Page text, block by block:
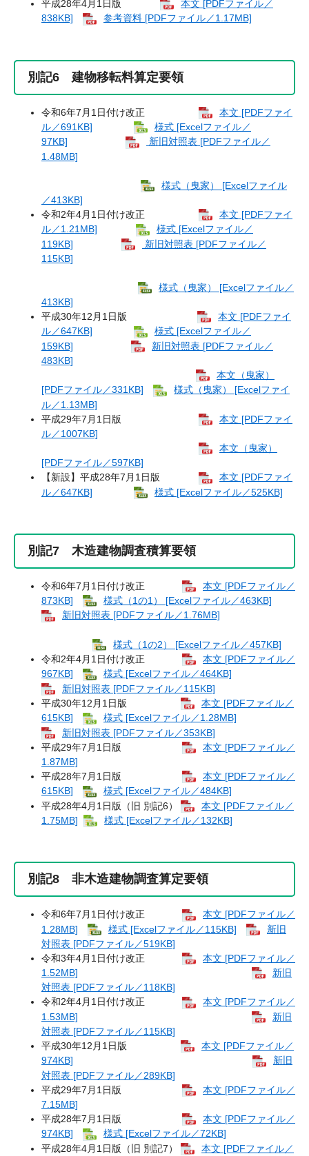
平成28年4月1日版
本文 [PDFファイル／
838KB]
参考資料 [PDFファイル／1.17MB]
別記6 建物移転料算定要領
令和6年7月1日付け改正
本文 [PDFファイ
ル／691KB]
様式 [Excelファイル／
97KB]
新旧対照表 [PDFファイル／
1.48MB]
様式（曳家） [Excelファイル
／413KB]
令和2年4月1日付け改正
本文 [PDFファイ
ル／1.21MB]
様式 [Excelファイル／
119KB]
新旧対照表 [PDFファイル／
115KB]
様式（曳家） [Excelファイル／
413KB]
平成30年12月1日版
本文 [PDFファイ
ル／647KB]
様式 [Excelファイル／
159KB]
新旧対照表 [PDFファイル／
483KB]
本文（曳家）
[PDFファイル／331KB]
様式（曳家） [Excelファイ
ル／1.13MB]
平成29年7月1日版
本文 [PDFファイ
ル／1007KB]
本文（曳家）
[PDFファイル／597KB]
【新設】平成28年7月1日版
本文 [PDFファイ
ル／647KB]
様式 [Excelファイル／525KB]
別記7 木造建物調査積算要領
令和6年7月1日付け改正
本文 [PDFファイル／
873KB]
様式（1の1） [Excelファイル／463KB]
新旧対照表 [PDFファイル／1.76MB]
様式（1の2） [Excelファイル／457KB]
令和2年4月1日付け改正
本文 [PDFファイル／
967KB]
様式 [Excelファイル／464KB]
新旧対照表 [PDFファイル／115KB]
平成30年12月1日版
本文 [PDFファイル／
615KB]
様式 [Excelファイル／1.28MB]
新旧対照表 [PDFファイル／353KB]
平成29年7月1日版
本文 [PDFファイル／
1.87MB]
平成28年7月1日版
本文 [PDFファイル／
615KB]
様式 [Excelファイル／484KB]
平成28年4月1日版（旧 別記6）
本文 [PDFファイル／
1.75MB]
様式 [Excelファイル／132KB]
別記8 非木造建物調査算定要領
令和6年7月1日付け改正
本文 [PDFファイル／
1.28MB]
様式 [Excelファイル／115KB]
新旧
対照表 [PDFファイル／519KB]
令和3年4月1日付け改正
本文 [PDFファイル／
1.52MB]
新旧
対照表 [PDFファイル／118KB]
令和2年4月1日付け改正
本文 [PDFファイル／
1.53MB]
新旧
対照表 [PDFファイル／115KB]
平成30年12月1日版
本文 [PDFファイル／
974KB]
新旧
対照表 [PDFファイル／289KB]
平成29年7月1日版
本文 [PDFファイル／
7.15MB]
平成28年7月1日版
本文 [PDFファイル／
974KB]
様式 [Excelファイル／72KB]
平成28年4月1日版（旧 別記7）
本文 [PDFファイル／